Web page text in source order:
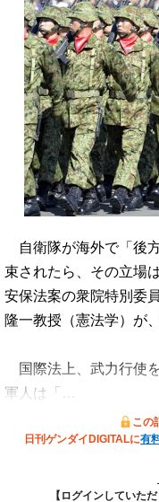
自衛隊が海外で「後
束されたら、その立場
安保法案の衆院特別委
隆一教授（憲法学）が
国際法上、武力行使
軍人は「…
この
日刊ゲンダイDIGITALに有
【ログインしていた